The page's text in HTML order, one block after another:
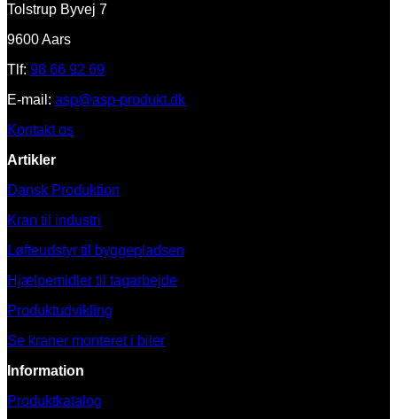
Tolstrup Byvej 7
9600 Aars
Tlf: 98 66 92 69
E-mail: asp@asp-produkt.dk
Kontakt os
Artikler
Dansk Produktion
Kran til industri
Løfteudstyr til byggepladsen
Hjælpemidler til tagarbejde
Produktudvikling
Se kraner monteret i biler
Information
Produktkatalog